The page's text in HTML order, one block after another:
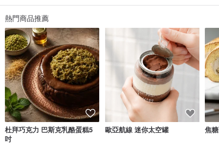
熱門商品推薦
杜拜巧克力 巴斯克乳酪蛋糕5
吋
歐亞航線 迷你太空罐 焦